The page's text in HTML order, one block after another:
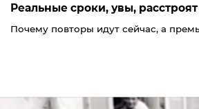
Реальные сроки, увы,
Почему повторы идут сейчас, а